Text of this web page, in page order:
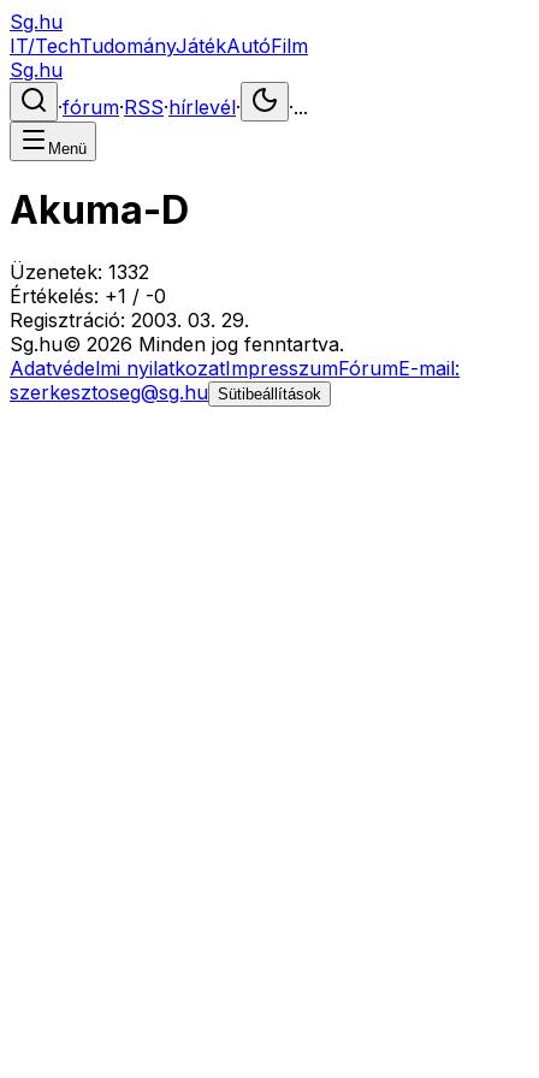
Sg.hu
IT/TechTudományJátékAutóFilm
Sg.hu
·fórum·RSS·hírlevél· ·...
Menü
Akuma-D
Üzenetek: 1332
Értékelés: +1 / -0
Regisztráció: 2003. 03. 29.
Sg.hu© 2026 Minden jog fenntartva.
Adatvédelmi nyilatkozatImpresszumFórumE-mail:
szerkesztoseg@sg.hu Sütibeállítások